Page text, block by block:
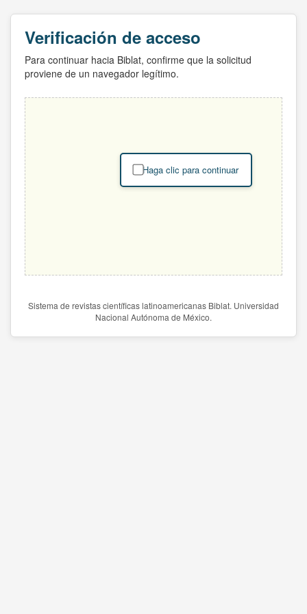
Verificación de acceso
Para continuar hacia Biblat, confirme que la solicitud
proviene de un navegador legítimo.
Haga clic para continuar
Sistema de revistas científicas latinoamericanas Biblat. Universidad
Nacional Autónoma de México.